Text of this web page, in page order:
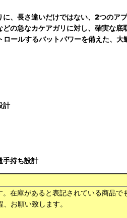
、長さ違いだけではない、2つのア
の急なカケアガリに対し、確実な底
ールするバットパワーを備えた、
計
持ち設計
在庫があると表記されている商品で
お願い致します。